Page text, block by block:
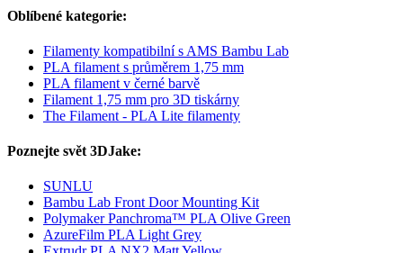
Oblíbené kategorie:
Filamenty kompatibilní s AMS Bambu Lab
PLA filament s průměrem 1,75 mm
PLA filament v černé barvě
Filament 1,75 mm pro 3D tiskárny
The Filament - PLA Lite filamenty
Poznejte svět 3DJake:
SUNLU
Bambu Lab Front Door Mounting Kit
Polymaker Panchroma™ PLA Olive Green
AzureFilm PLA Light Grey